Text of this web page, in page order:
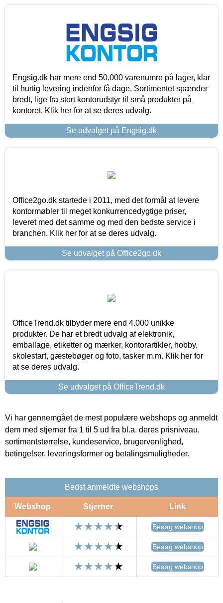
Engsig.dk har mere end 50.000 varenumre på lager, klar
til hurtig levering indenfor få dage. Sortimentet spænder
bredt, lige fra stort kontorudstyr til små produkter på
kontoret. Klik her for at se deres udvalg.
Se udvalget på Engsig.dk
Office2go.dk startede i 2011, med det formål at levere
kontormøbler til meget konkurrencedygtige priser,
leveret med det samme og med den bedste service i
branchen. Klik her for at se deres udvalg.
Se udvalget på Office2go.dk
OfficeTrend.dk tilbyder mere end 4.000 unikke
produkter. De har et bredt udvalg af elektronik,
emballage, etiketter og mærker, kontorartikler, hobby,
skolestart, gæstebøger og foto, tasker m.m. Klik her for
at se deres udvalg.
Se udvalget på OfficeTrend.dk
Vi har gennemgået de mest populære webshops og anmeldt
dem med stjerner fra 1 til 5 ud fra bl.a. deres prisniveau,
sortimentstørrelse, kundeservice, brugervenlighed,
betingelser, leveringsformer og betalingsmuligheder.
Bedst anmeldte webshops
Webshop Stjerner Link
Besøg webshop
Besøg webshop
Besøg webshop